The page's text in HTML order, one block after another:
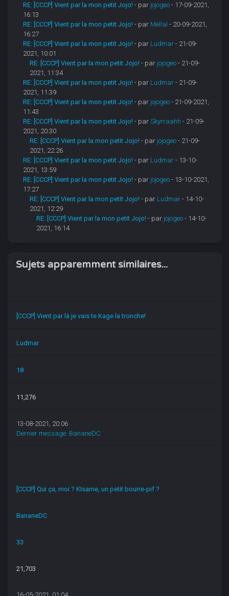
RE: [CCCP] Vient par la mon petit Jojo! - par jojogeo - 17-09-2021,
16:13
RE: [CCCP] Vient par la mon petit Jojo! - par Mellal - 20-09-2021,
16:27
RE: [CCCP] Vient par la mon petit Jojo! - par Ludmar - 21-09-
2021, 10:01
RE: [CCCP] Vient par la mon petit Jojo! - par jojogeo - 21-09-
2021, 11:34
RE: [CCCP] Vient par la mon petit Jojo! - par Ludmar - 21-09-
2021, 11:39
RE: [CCCP] Vient par la mon petit Jojo! - par jojogeo - 21-09-2021,
11:43
RE: [CCCP] Vient par la mon petit Jojo! - parSkyrraahh - 21-09-
2021, 20:30
RE: [CCCP] Vient par la mon petit Jojo! - par jojogeo - 21-09-
2021, 22:26
RE: [CCCP] Vient par la mon petit Jojo! - par Ludmar - 13-10-
2021, 13:59
RE: [CCCP] Vient par la mon petit Jojo! - par jojogeo - 13-10-2021,
17:27
RE: [CCCP] Vient par la mon petit Jojo! - par Ludmar - 14-10-
2021, 12:29
RE: [CCCP] Vient par la mon petit Jojo! - par jojogeo - 14-10-
2021, 16:14
Sujets apparemment similaires...
[CCCP] Vient par là je vais te Kage la tronche!
Ludmar
18
11,276
13-08-2021, 20:06
Dernier message: BananeDC
[CCCP] Qui ça, moi ? KIsame, un petit bourre-pif ?
BananeDC
33
21,703